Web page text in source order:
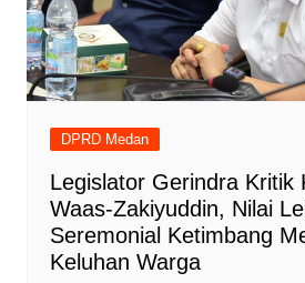
DPRD Medan
Legislator Gerindra Kritik
Waas-Zakiyuddin, Nilai
Seremonial Ketimbang
Keluhan Warga